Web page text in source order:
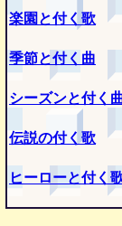
楽園と付く歌
季節と付く曲
シーズンと付く
伝説の付く歌
ヒーローと付く